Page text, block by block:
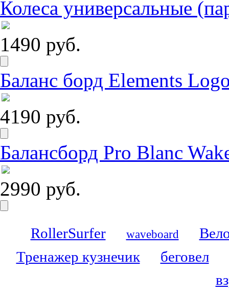
Колеса универсальные
1490 руб.
Баланс борд Elements
4190 руб.
Балансборд Pro Blanc
2990 руб.
RollerSurfer waveboard
Тренажер кузнечик
беговел